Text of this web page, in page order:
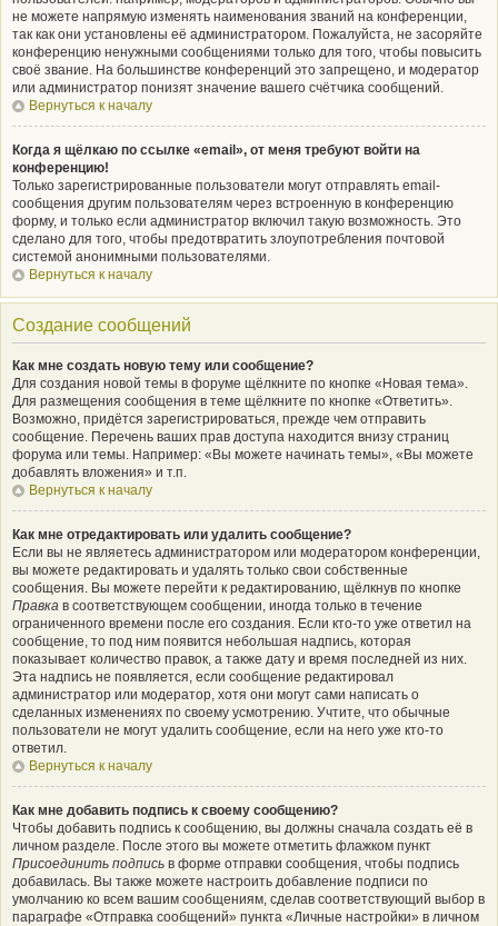
не можете напрямую изменять наименования званий на конференции,
так как они установлены её администратором. Пожалуйста, не засоряйте
конференцию ненужными сообщениями только для того, чтобы повысить
своё звание. На большинстве конференций это запрещено, и модератор
или администратор понизят значение вашего счётчика сообщений.
Вернуться к началу
Когда я щёлкаю по ссылке «email», от меня требуют войти на
конференцию!
Только зарегистрированные пользователи могут отправлять email-
сообщения другим пользователям через встроенную в конференцию
форму, и только если администратор включил такую возможность. Это
сделано для того, чтобы предотвратить злоупотребления почтовой
системой анонимными пользователями.
Вернуться к началу
Создание сообщений
Как мне создать новую тему или сообщение?
Для создания новой темы в форуме щёлкните по кнопке «Новая тема».
Для размещения сообщения в теме щёлкните по кнопке «Ответить».
Возможно, придётся зарегистрироваться, прежде чем отправить
сообщение. Перечень ваших прав доступа находится внизу страниц
форума или темы. Например: «Вы можете начинать темы», «Вы можете
добавлять вложения» и т.п.
Вернуться к началу
Как мне отредактировать или удалить сообщение?
Если вы не являетесь администратором или модератором конференции,
вы можете редактировать и удалять только свои собственные
сообщения. Вы можете перейти к редактированию, щёлкнув по кнопке
Правка в соответствующем сообщении, иногда только в течение
ограниченного времени после его создания. Если кто-то уже ответил на
сообщение, то под ним появится небольшая надпись, которая
показывает количество правок, а также дату и время последней из них.
Эта надпись не появляется, если сообщение редактировал
администратор или модератор, хотя они могут сами написать о
сделанных изменениях по своему усмотрению. Учтите, что обычные
пользователи не могут удалить сообщение, если на него уже кто-то
ответил.
Вернуться к началу
Как мне добавить подпись к своему сообщению?
Чтобы добавить подпись к сообщению, вы должны сначала создать её в
личном разделе. После этого вы можете отметить флажком пункт
Присоединить подпись в форме отправки сообщения, чтобы подпись
добавилась. Вы также можете настроить добавление подписи по
умолчанию ко всем вашим сообщениям, сделав соответствующий выбор в
параграфе «Отправка сообщений» пункта «Личные настройки» в личном